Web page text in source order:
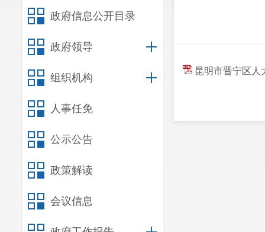
政府信息公开目录
政府领导
组织机构
人事任免
公示公告
政策解读
会议信息
昆明市晋宁区人